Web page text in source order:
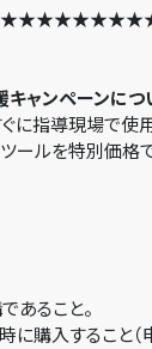
ャンペーンにつ
に指導現場で使
ツールを特別価格
条
あること。
に購入すること